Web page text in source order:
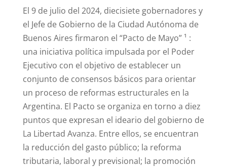
El 9 de julio del 2024, diecisiete gobernadores y
el Jefe de Gobierno de la Ciudad Autónoma de
Buenos Aires firmaron el “Pacto de Mayo” ¹ :
una iniciativa política impulsada por el Poder
Ejecutivo con el objetivo de establecer un
conjunto de consensos básicos para orientar
un proceso de reformas estructurales en la
Argentina. El Pacto se organiza en torno a diez
puntos que expresan el ideario del gobierno de
La Libertad Avanza. Entre ellos, se encuentran
la reducción del gasto público; la reforma
tributaria, laboral y previsional; la promoción